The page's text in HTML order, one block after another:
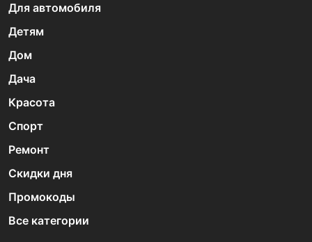
Для автомобиля
Детям
Дом
Дача
Красота
Спорт
Ремонт
Скидки дня
Промокоды
Все категории